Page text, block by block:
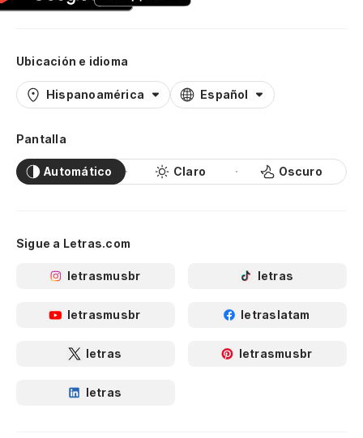
Ubicación e idioma
Hispanoamérica Español
Pantalla
Automático Claro Oscuro
Sigue a Letras.com
letrasmusbr letras
letrasmusbr letraslatam
letras letrasmusbr
letras